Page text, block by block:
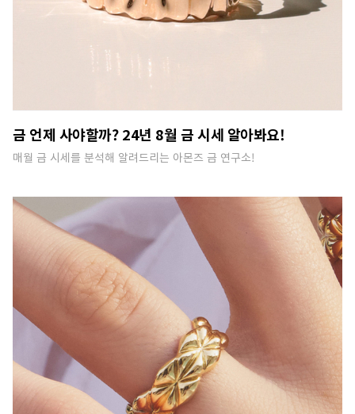
금 언제 사야할까? 24년 8월 금 시세 알아봐요!
매월 금 시세를 분석해 알려드리는 아몬즈 금 연구소!